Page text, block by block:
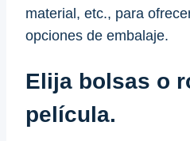
material, etc., para
opciones de embalaje.
Elija bolsas o
película.